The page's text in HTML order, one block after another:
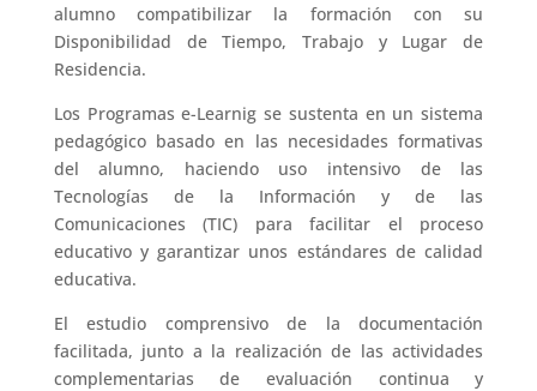
alumno compatibilizar la formación con su
Disponibilidad de Tiempo, Trabajo y Lugar de
Residencia.
Los Programas e-Learnig se sustenta en un sistema
pedagógico basado en las necesidades formativas
del alumno, haciendo uso intensivo de las
Tecnologías de la Información y de las
Comunicaciones (TIC) para facilitar el proceso
educativo y garantizar unos estándares de calidad
educativa.
El estudio comprensivo de la documentación
facilitada, junto a la realización de las actividades
complementarias de evaluación continua y